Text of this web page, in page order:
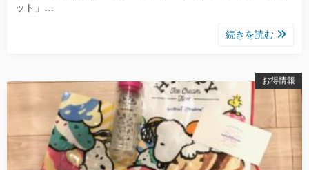
ット」…
続きを読む
お得情報